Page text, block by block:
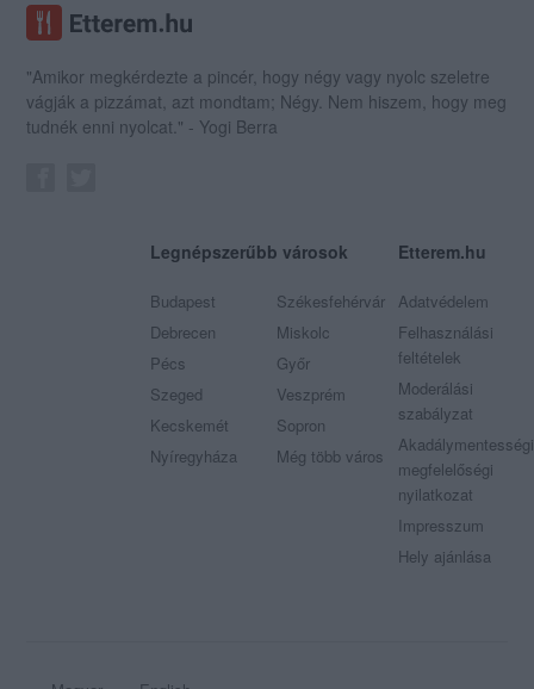
"Amikor megkérdezte a pincér, hogy négy vagy nyolc szeletre
vágják a pizzámat, azt mondtam; Négy. Nem hiszem, hogy meg
tudnék enni nyolcat." - Yogi Berra
Legnépszerűbb városok
Budapest
Debrecen
Pécs
Szeged
Kecskemét
Nyíregyháza
Székesfehérvár
Miskolc
Győr
Veszprém
Sopron
Még több város
Etterem.hu
Adatvédelem
Felhasználási
feltételek
Moderálási
szabályzat
Akadálymentességi
megfelelőségi
nyilatkozat
Impresszum
Hely ajánlása